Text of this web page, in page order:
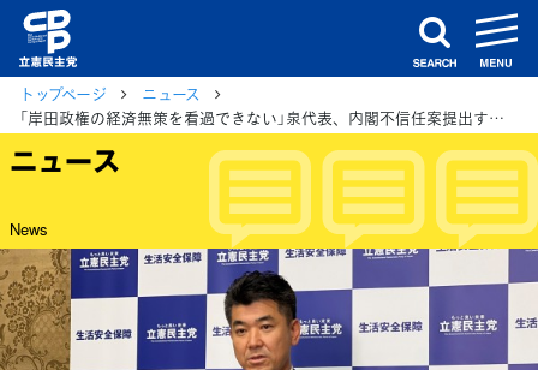
search
トップページ
ニュース
「岸田政権の経済無策を看過できない」泉代表、内閣不信任案提出する方針示す
ニュース
News